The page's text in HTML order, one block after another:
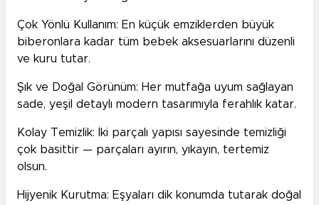
Çok Yönlü Kullanım: En küçük emziklerden büyük
biberonlara kadar tüm bebek aksesuarlarını düzenli
ve kuru tutar.
Şık ve Doğal Görünüm: Her mutfağa uyum sağlayan
sade, yeşil detaylı modern tasarımıyla ferahlık katar.
Kolay Temizlik: İki parçalı yapısı sayesinde temizliği
çok basittir — parçaları ayırın, yıkayın, tertemiz
olsun.
Hijyenik Kurutma: Eşyaları dik konumda tutarak doğal